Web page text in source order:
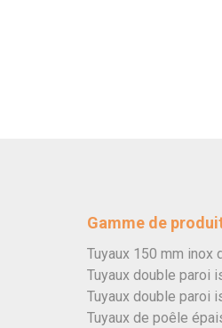
Gamme de
Tuyaux 150 mm
Tuyaux double paroi
Tuyaux double paroi
Tuyaux de poêle